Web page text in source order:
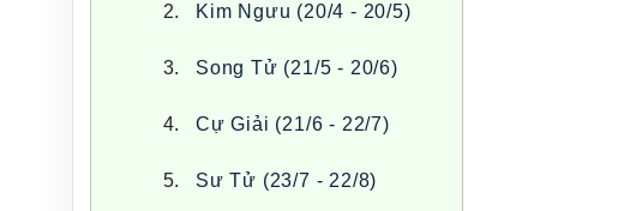
Kim Ngưu (20/4 - 20/5)
Song Tử (21/5 - 20/6)
Cự Giải (21/6 - 22/7)
Sư Tử (23/7 - 22/8)